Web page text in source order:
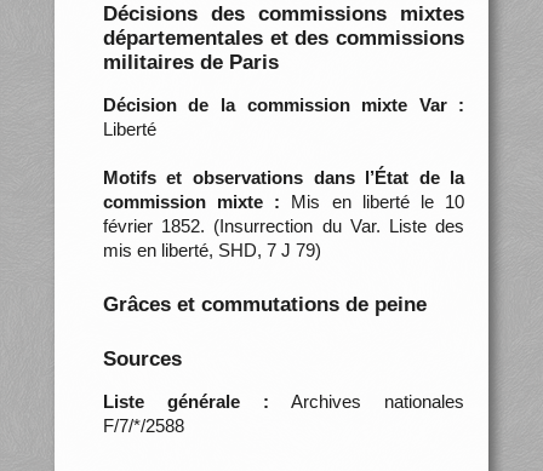
Décisions des commissions mixtes
départementales et des commissions
militaires de Paris
Décision de la commission mixte Var :
Liberté
Motifs et observations dans l’État de la
commission mixte : Mis en liberté le 10
février 1852. (Insurrection du Var. Liste des
mis en liberté, SHD, 7 J 79)
Grâces et commutations de peine
Sources
Liste générale : Archives nationales
F/7/*/2588